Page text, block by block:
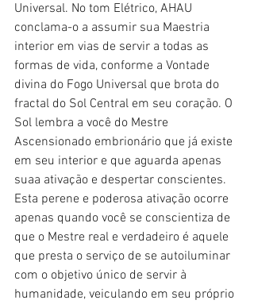
Universal. No tom Elétrico, AHAU
conclama-o a assumir sua Maestria
interior em vias de servir a todas as
formas de vida, conforme a Vontade
divina do Fogo Universal que brota do
fractal do Sol Central em seu coração. O
Sol lembra a você do Mestre
Ascensionado embrionário que já existe
em seu interior e que aguarda apenas
suaa ativação e despertar conscientes.
Esta perene e poderosa ativação ocorre
apenas quando você se conscientiza de
que o Mestre real e verdadeiro é aquele
que presta o serviço de se autoiluminar
com o objetivo único de servir à
humanidade, veiculando em seu próprio